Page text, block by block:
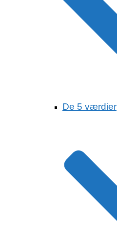
De 5 værdier